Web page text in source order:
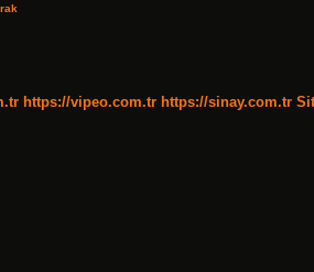
https://vipeo.com.tr https://sinay.com.tr